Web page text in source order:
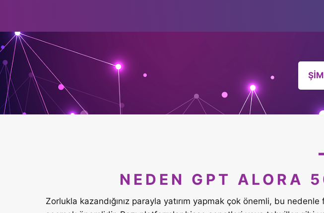
NEDEN GPT ALORA
Zorlukla kazandığınız parayla yatırım yapmak çok önemli, bu